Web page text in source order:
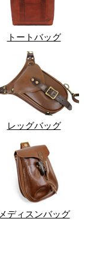
トートバッグ
レッグバッグ
メディスンバッグ